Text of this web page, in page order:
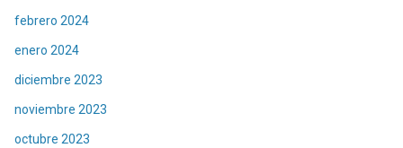
febrero 2024
enero 2024
diciembre 2023
noviembre 2023
octubre 2023